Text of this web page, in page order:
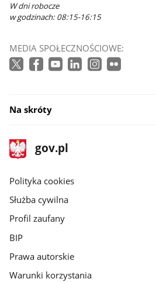
W dni robocze
w godzinach: 08:15-16:15
MEDIA SPOŁECZNOŚCIOWE:
Na skróty
stopka
gov.pl
Strona
gov.pl
gov.pl
Polityka cookies
Służba cywilna
Profil zaufany
BIP
Prawa autorskie
Warunki korzystania